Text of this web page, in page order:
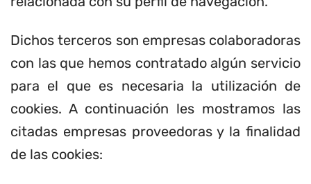
Dichos terceros son empresas colaboradoras
con las que hemos contratado algún servicio
para el que es necesaria la utilización de
cookies. A continuación les mostramos las
citadas empresas proveedoras y la finalidad
de las cookies: